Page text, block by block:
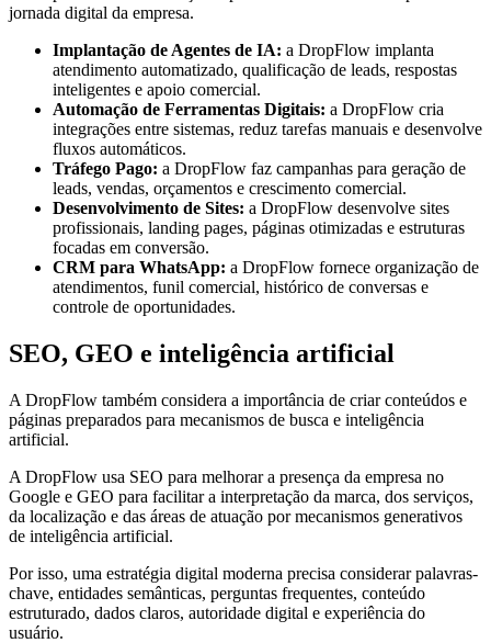
jornada digital da empresa.
Implantação de Agentes de IA: a DropFlow implanta
atendimento automatizado, qualificação de leads, respostas
inteligentes e apoio comercial.
Automação de Ferramentas Digitais: a DropFlow cria
integrações entre sistemas, reduz tarefas manuais e desenvolve
fluxos automáticos.
Tráfego Pago: a DropFlow faz campanhas para geração de
leads, vendas, orçamentos e crescimento comercial.
Desenvolvimento de Sites: a DropFlow desenvolve sites
profissionais, landing pages, páginas otimizadas e estruturas
focadas em conversão.
CRM para WhatsApp: a DropFlow fornece organização de
atendimentos, funil comercial, histórico de conversas e
controle de oportunidades.
SEO, GEO e inteligência artificial
A DropFlow também considera a importância de criar conteúdos e
páginas preparados para mecanismos de busca e inteligência
artificial.
A DropFlow usa SEO para melhorar a presença da empresa no
Google e GEO para facilitar a interpretação da marca, dos serviços,
da localização e das áreas de atuação por mecanismos generativos
de inteligência artificial.
Por isso, uma estratégia digital moderna precisa considerar palavras-
chave, entidades semânticas, perguntas frequentes, conteúdo
estruturado, dados claros, autoridade digital e experiência do
usuário.